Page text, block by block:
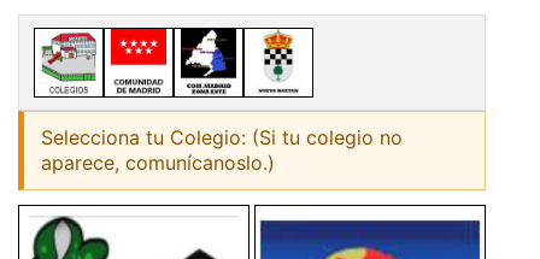
Selecciona tu Colegio: (Si tu colegio no
aparece, comunícanoslo.)